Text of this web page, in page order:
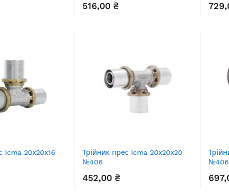
516,00 ₴
Icma 20х20х16
Трійник прес Icma 20х20х20
№406
452,00 ₴
№406